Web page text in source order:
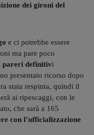
dei gironi del
e ci potrebbe essere
ma pare poco
pareri definitivi
presentato ricorso dopo
stata respinta, quindi il
ai ripescaggi, con le
che sarà a 165
con l’ufficializzazione